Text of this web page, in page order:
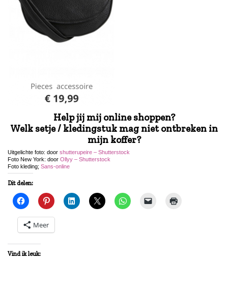
Help jij mij online shoppen?
Welk setje / kledingstuk mag niet ontbreken in
mijn koffer?
Uitgelichte foto: door shutterupeire – Shutterstock
Foto New York: door Ollyy – Shutterstock
Foto kleding; Sans-online
Dit delen:
Meer
Vind ik leuk: